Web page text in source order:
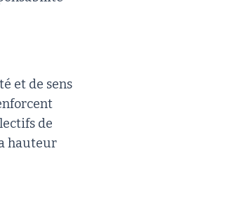
et de sens
de
hauteur